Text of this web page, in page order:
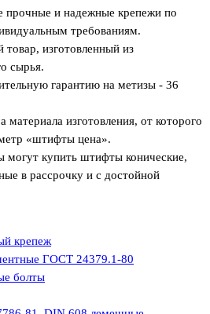
прочные и надежные крепежи по
требованиям.
изготовленный из
сырья.
гарантию на метизы - 36
изготовления, от которого
«штифты цена».
могут купить штифты конические,
в рассрочку и с достойной
крепеж
ГОСТ 24379.1-80
болты